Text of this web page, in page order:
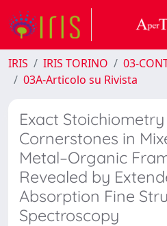
IRIS IRIS TORINO
03-
03A-Articolo su Rivista
Exact
Cornerstones in
Metal–Organic
Revealed by
Absorption Fine
Spectroscopy